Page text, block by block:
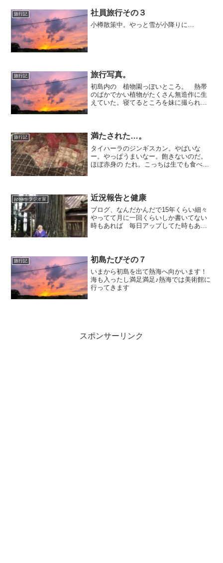
ぁ？何しようかなあ？？と、...
旅行記 社員旅行その３
小樽散策中。やっと雪が小降りに…
旅行記 旅行写真。
初島内の 植物園っぽいところ。 熱帯
のばかでかい植物がたくさん無造作に生
えていた。寝てるところを妹に撮られて
らっとしてる。写真は...
旅行記 満たされた…。
タイハーラのジンギスカン。やばいな
ー。やっぱうまいなー。飽きないのだ。
ほぼ赤身の たれ。こっちは生でも食べら
ほかはなんもいらない。幸...
jizoamiラジオ室 近況報告と健康
ブログ、なんだかんだで15年くらい細々
やってて月に一回くらいしか書いてない
時もあれば 毎日アップしてた時もあ
ね。まあそーゆーもんなの...
旅行記 初島たびその７
いまから初島を出て熱海へ向かいます！
海も入ったし満足満足♪熱海では美術館に
行ってきます
スポンサーリンク